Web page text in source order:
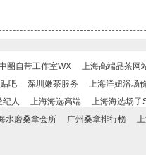
圈自带工作室WX
上海高端品茶网
吧 深圳嫩茶服务
上海洋妞浴场
纪人 上海海选高端
上海海选场子
水磨桑拿会所 广州桑拿排行榜